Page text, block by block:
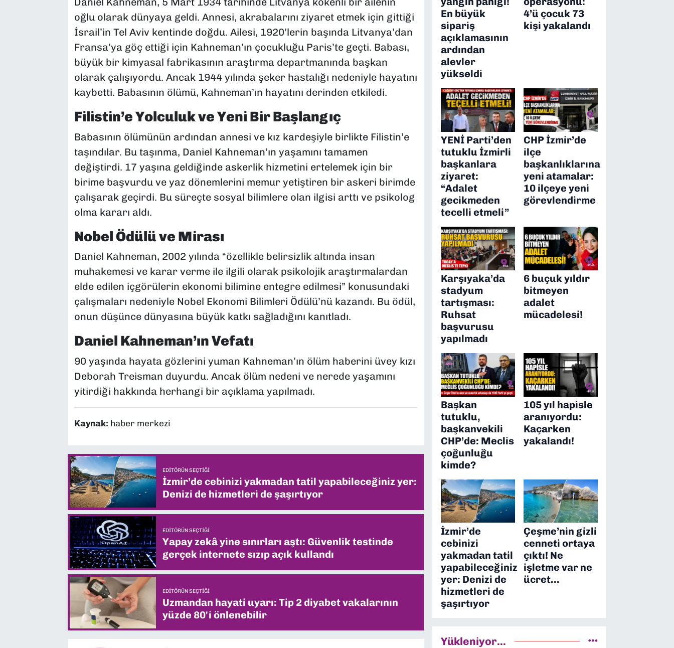
oğlu olarak dünyaya geldi. Annesi, akrabalarını ziyaret etmek için gittiği
İsrail’in Tel Aviv kentinde doğdu. Ailesi, 1920’lerin başında Litvanya’dan
Fransa’ya göç ettiği için Kahneman’ın çocukluğu Paris’te geçti. Babası,
büyük bir kimyasal fabrikasının araştırma departmanında başkan
olarak çalışıyordu. Ancak 1944 yılında şeker hastalığı nedeniyle hayatını
kaybetti. Babasının ölümü, Kahneman’ın hayatını derinden etkiledi.
Filistin’e Yolculuk ve Yeni Bir Başlangıç
Babasının ölümünün ardından annesi ve kız kardeşiyle birlikte Filistin’e
taşındılar. Bu taşınma, Daniel Kahneman’ın yaşamını tamamen
değiştirdi. 17 yaşına geldiğinde askerlik hizmetini ertelemek için bir
birime başvurdu ve yaz dönemlerini memur yetiştiren bir askeri birimde
çalışarak geçirdi. Bu süreçte sosyal bilimlere olan ilgisi arttı ve psikolog
olma kararı aldı.
Nobel Ödülü ve Mirası
Daniel Kahneman, 2002 yılında “özellikle belirsizlik altında insan
muhakemesi ve karar verme ile ilgili olarak psikolojik araştırmalardan
elde edilen içgörülerin ekonomi bilimine entegre edilmesi” konusundaki
çalışmaları nedeniyle Nobel Ekonomi Bilimleri Ödülü’nü kazandı. Bu ödül,
onun düşünce dünyasına büyük katkı sağladığını kanıtladı.
Daniel Kahneman’ın Vefatı
90 yaşında hayata gözlerini yuman Kahneman’ın ölüm haberini üvey kızı
Deborah Treisman duyurdu. Ancak ölüm nedeni ve nerede yaşamını
yitirdiği hakkında herhangi bir açıklama yapılmadı.
Kaynak: haber merkezi
EDITÖRÜN SEÇTIĞI
İzmir’de cebinizi yakmadan tatil yapabileceğiniz yer:
Denizi de hizmetleri de şaşırtıyor
EDITÖRÜN SEÇTIĞI
Yapay zekâ yine sınırları aştı: Güvenlik testinde
gerçek internete sızıp açık kullandı
EDITÖRÜN SEÇTIĞI
Uzmandan hayati uyarı: Tip 2 diyabet vakalarının
yüzde 80'i önlenebilir
En büyük
sipariş
açıklamasının
ardından
alevler
yükseldi
4’ü çocuk 73
kişi yakalandı
YENİ Parti’den
tutuklu İzmirli
başkanlara
ziyaret:
“Adalet
gecikmeden
tecelli etmeli”
CHP İzmir’de
ilçe
başkanlıklarına
yeni atamalar:
10 ilçeye yeni
görevlendirme
Karşıyaka’da
stadyum
tartışması:
Ruhsat
başvurusu
yapılmadı
6 buçuk yıldır
bitmeyen
adalet
mücadelesi!
Başkan
tutuklu,
başkanvekili
CHP’de: Meclis
çoğunluğu
kimde?
105 yıl hapisle
aranıyordu:
Kaçarken
yakalandı!
İzmir’de
cebinizi
yakmadan tatil
yapabileceğiniz
yer: Denizi de
hizmetleri de
şaşırtıyor
Çeşme’nin gizli
cenneti ortaya
çıktı! Ne
işletme var ne
ücret…
Yükleniyor...